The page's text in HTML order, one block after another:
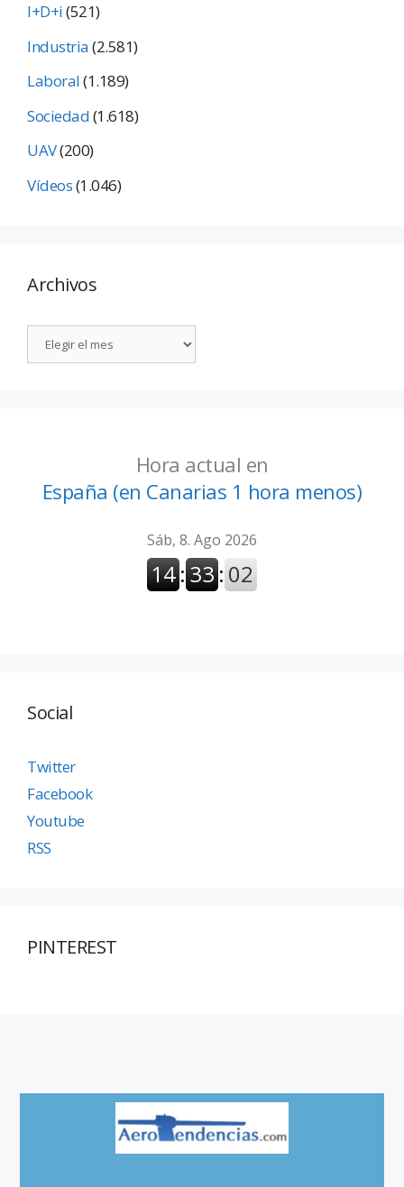
I+D+i(521)
Industria(2.581)
Laboral(1.189)
Sociedad(1.618)
UAV(200)
Vídeos(1.046)
Archivos
Hora actual en
España (en Canarias 1 hora menos)
Social
Twitter
Facebook
Youtube
RSS
PINTEREST